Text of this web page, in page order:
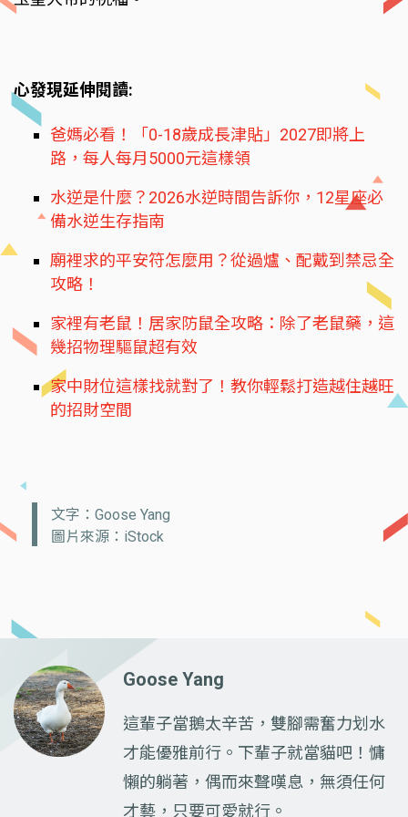
心發現延伸閱讀:
爸媽必看！「0-18歲成長津貼」2027即將上
路，每人每月5000元這樣領
水逆是什麼？2026水逆時間告訴你，12星座必
備水逆生存指南
廟裡求的平安符怎麼用？從過爐、配戴到禁忌全
攻略！
家裡有老鼠！居家防鼠全攻略：除了老鼠藥，這
幾招物理驅鼠超有效
家中財位這樣找就對了！教你輕鬆打造越住越旺
的招財空間
文字：Goose Yang
圖片來源：iStock
Goose Yang
這輩子當鵝太辛苦，雙腳需奮力划水
才能優雅前行。下輩子就當貓吧！慵
懶的躺著，偶而來聲嘆息，無須任何
才藝，只要可愛就行。